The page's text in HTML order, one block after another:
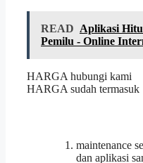
READ Aplikasi
Pemilu - Online
HARGA hubungi kami
HARGA sudah termasuk
maintenance
dan aplikasi